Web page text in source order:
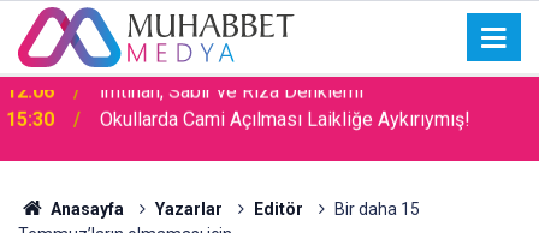
15:30 Okullarda Cami Açılması Laikliğe Aykırıymış!
Anasayfa Yazarlar Editör
Bir daha 15